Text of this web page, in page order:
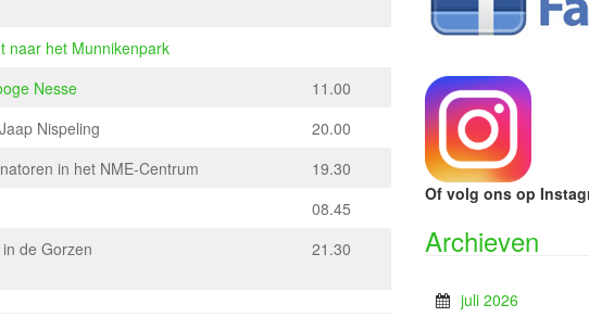
naar het Munnikenpark
Nesse
11.00
Nispeling
20.00
in het NME-Centrum
19.30
08.45
de Gorzen
21.30
Of volg ons op
Archieven
juli 2026